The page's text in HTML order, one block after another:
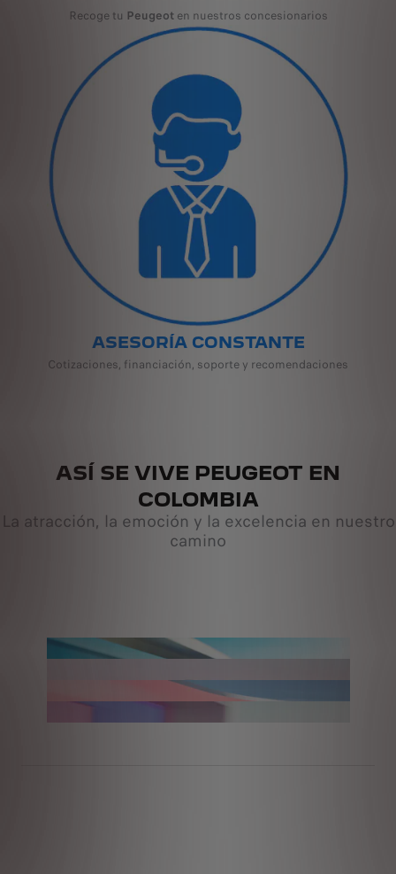
Recoge tu Peugeoten nuestros concesionarios
ASESORÍA CONSTANTE
Cotizaciones, financiación, soporte y recomendaciones
ASÍ SE VIVE PEUGEOT EN
COLOMBIA
La atracción, la emoción y la excelencia en nuestro
camino